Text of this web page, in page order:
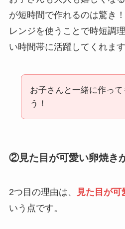
が短時間で作れるのは驚き！
レンジを使うことで時短調
い時間帯に活躍してくれま
お子さんと一緒に作っ
う！
②見た目が可愛い卵焼き
2つ目の理由は、 見た目が可
いう点です。